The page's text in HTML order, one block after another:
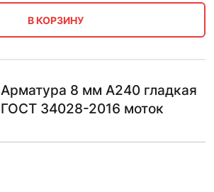
В КОРЗИНУ
Арматура 8 мм А240 гладкая
ГОСТ 34028-2016 моток